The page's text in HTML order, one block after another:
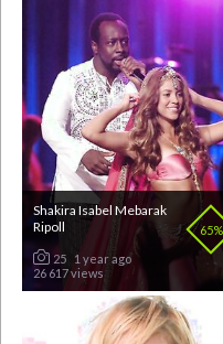
65%
Shakira Isabel Mebarak
Ripoll
25
1 year ago
26 617 views